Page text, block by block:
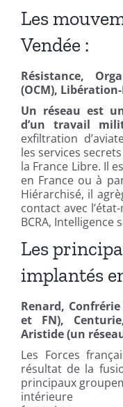
Les
Vendée :
Résistance,
(OCM),
Un réseau est
d’un travail
exfiltration
les services
la France Libre. Il
en France ou à
Hiérarchisé, il
contact avec
BCRA, Intelligence
Les
implantés
Renard, Confrérie
et FN),
Aristide (un
Les Forces
résultat de la
principaux
intérieure